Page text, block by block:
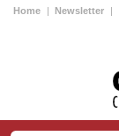
Home | Newsletter |